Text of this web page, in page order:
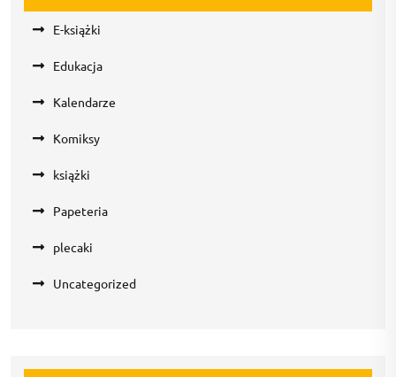
E-książki
Edukacja
Kalendarze
Komiksy
książki
Papeteria
plecaki
Uncategorized